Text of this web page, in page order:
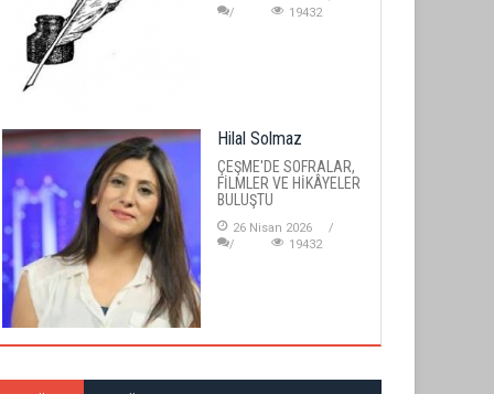
19432
Hilal Solmaz
ÇEŞME'DE SOFRALAR,
FİLMLER VE HİKÂYELER
BULUŞTU
26 Nisan 2026
19432